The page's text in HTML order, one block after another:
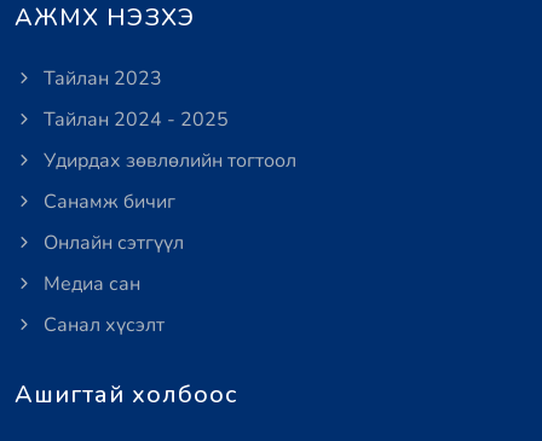
АЖМХ НЭЗХЭ
Тайлан 2023
Тайлан 2024 - 2025
Удирдах зөвлөлийн тогтоол
Санамж бичиг
Онлайн сэтгүүл
Медиа сан
Санал хүсэлт
Ашигтай холбоос